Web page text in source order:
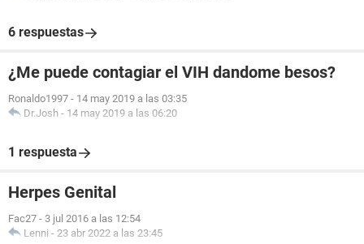
6 respuestas
¿Me puede contagiar el VIH dandome besos?
Ronaldo1997 - 14 may 2019 a las 03:35
Dr.Josh - 14 may 2019 a las 06:20
1 respuesta
Herpes Genital
Fac27 - 3 jul 2016 a las 12:54
Lenni - 23 abr 2022 a las 23:45